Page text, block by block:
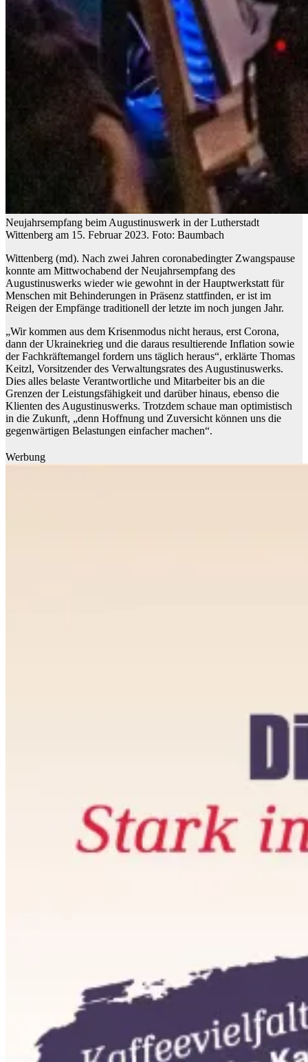
Neujahrsempfang beim Augustinuswerk in der Lutherstadt
Wittenberg am 15. Februar 2023. Foto: Baumbach
Wittenberg (md). Nach zwei Jahren coronabedingter Zwangspause
konnte am Mittwochabend der Neujahrsempfang des
Augustinuswerks wieder wie gewohnt in der Hauptwerkstatt für
Menschen mit Behinderungen in Präsenz stattfinden, er ist im
Reigen der Empfänge traditionell der letzte im noch jungen Jahr.
„Wir kommen aus dem Krisenmodus nicht heraus, erst Corona,
dann der Ukrainekrieg und die daraus resultierende Inflation sowie
der Fachkräftemangel fordern uns täglich heraus“, erklärte Thomas
Keitzl, Vorsitzender des Verwaltungsrates des Augustinuswerks.
Dies alles belaste Verantwortliche und Mitarbeiter bis an die
Grenzen der Leistungsfähigkeit und darüber hinaus, ebenso die
Klienten des Augustinuswerks. Trotzdem schaue man optimistisch
in die Zukunft, „denn Hoffnung und Zuversicht können uns die
gegenwärtigen Belastungen einfacher machen“.
Werbung